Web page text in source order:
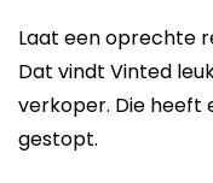
Laat een oprechte
Dat vindt Vinted
verkoper. Die heeft
gestopt.